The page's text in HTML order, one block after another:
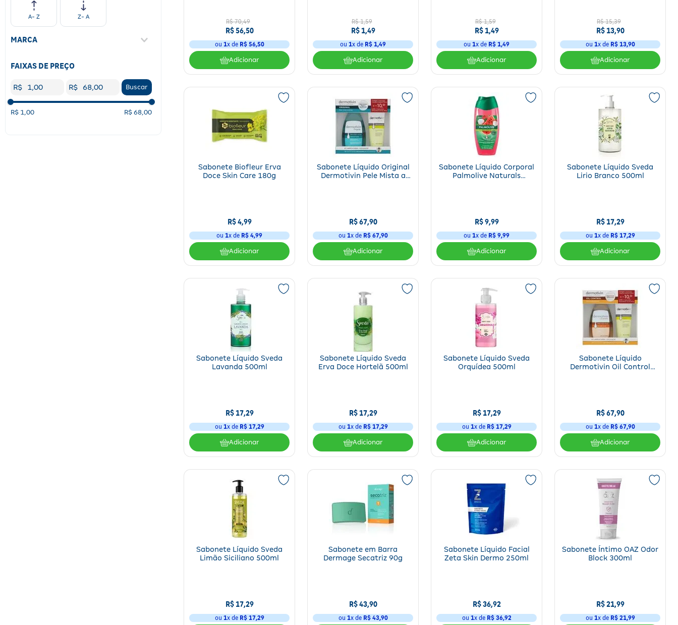
A- Z Z- A
MARCA
Cimed
FAIXAS DE PREÇO
R$ R$ Buscar
R$ 1,00 R$ 68,00
R$ 70,49
R$ 56,50
ou 1x de R$ 56,50
Adicionar
R$ 1,59
R$ 1,49
ou 1x de R$ 1,49
Adicionar
R$ 1,59
R$ 1,49
ou 1x de R$ 1,49
Adicionar
R$ 15,39
R$ 13,90
ou 1x de R$ 13,90
Adicionar
Sabonete Biofleur Erva
Doce Skin Care 180g
R$ 4,99
ou 1x de R$ 4,99
Adicionar
Sabonete Líquido Original
Dermotivin Pele Mista a
R$ 67,90
ou 1x de R$ 67,90
Adicionar
Sabonete Líquido Corporal
Palmolive Naturals
R$ 9,99
ou 1x de R$ 9,99
Adicionar
Sabonete Líquido Sveda
Lirio Branco 500ml
R$ 17,29
ou 1x de R$ 17,29
Adicionar
Sabonete Líquido Sveda
Lavanda 500ml
R$ 17,29
ou 1x de R$ 17,29
Adicionar
Sabonete Líquido Sveda
Erva Doce Hortelã 500ml
R$ 17,29
ou 1x de R$ 17,29
Adicionar
Sabonete Líquido Sveda
Orquídea 500ml
R$ 17,29
ou 1x de R$ 17,29
Adicionar
Sabonete Líquido
Dermotivin Oil Control
R$ 67,90
ou 1x de R$ 67,90
Adicionar
Sabonete Líquido Sveda
Limão Siciliano 500ml
R$ 17,29
ou 1x de R$ 17,29
Sabonete em Barra
Dermage Secatriz 90g
R$ 43,90
ou 1x de R$ 43,90
Sabonete Líquido Facial
Zeta Skin Dermo 250ml
R$ 36,92
ou 1x de R$ 36,92
Sabonete Íntimo OAZ Odor
Block 300ml
R$ 21,99
ou 1x de R$ 21,99